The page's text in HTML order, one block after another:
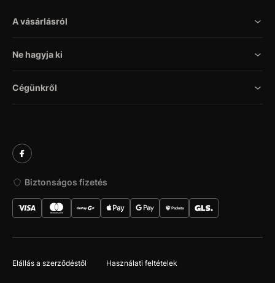
A vásárlásról
Ne hagyja ki
Cégünkről
Biztonságos fizetés
Elállás a szerződéstől Használati feltételek